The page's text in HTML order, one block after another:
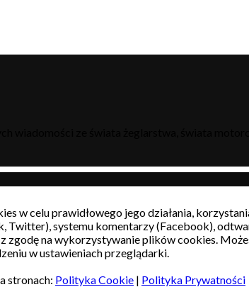
w celu prawidłowego jego działania,
Twitter), systemu komentarzy (Facebook),
zgodę na wykorzystywanie plików cookies.
w ustawieniach przeglądarki.
stronach: Polityka Cookie | Polityka Prywatności